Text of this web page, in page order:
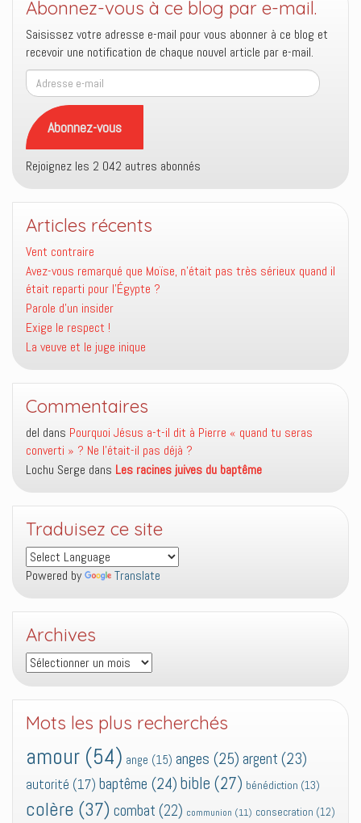
Abonnez-vous à ce blog par e-mail.
Saisissez votre adresse e-mail pour vous abonner à ce blog et
recevoir une notification de chaque nouvel article par e-mail.
Adresse
e-
mail
Abonnez-vous
Rejoignez les 2 042 autres abonnés
Articles récents
Vent contraire
Avez-vous remarqué que Moïse, n’était pas très sérieux quand il
était reparti pour l’Égypte ?
Parole d’un insider
Exige le respect !
La veuve et le juge inique
Commentaires
del dans Pourquoi Jésus a-t-il dit à Pierre « quand tu seras
converti » ? Ne l’était-il pas déjà ?
Lochu Serge dans Les racines juives du baptême
Traduisez ce site
Powered by Translate
Archives
Archives
Mots les plus recherchés
amour (54) ange (15) anges (25) argent (23)
autorité (17) baptême (24) bible (27) bénédiction (13)
colère (37) combat (22) communion (11) consecration (12)